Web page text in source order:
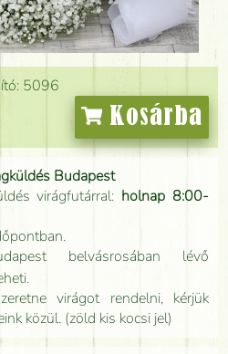
5096
Kosárba
Budapest
virágfutárral: holnap 8:00-
belvásrosában lévő
virágot rendelni, kérjük
közül. (zöld kis kocsi jel)